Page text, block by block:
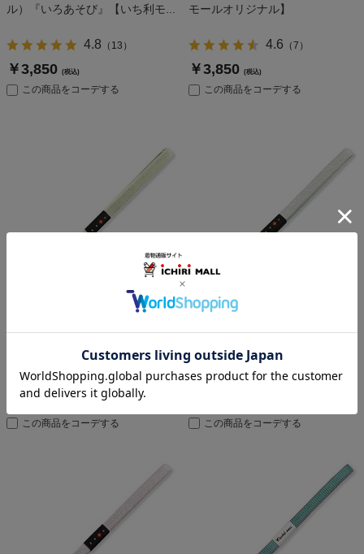
ル）『いろあそび』【いち利モ...
4.8 （ 13 ）
￥3,850 (税込)
この商品をコーデする
モールオリジナル】
4.6 （7 ）
￥3,850 (税込)
この商品をコーデする
4.6（7）
￥3,850
この商品をコーデする
4.6（7）
この商品をコーデする